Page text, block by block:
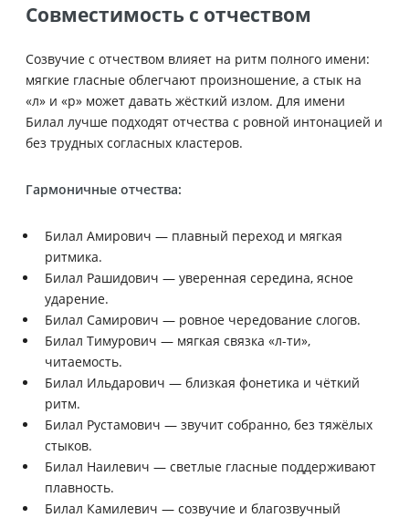
Совместимость с отчеством
Созвучие с отчеством влияет на ритм полного имени:
мягкие гласные облегчают произношение, а стык на
«л» и «р» может давать жёсткий излом. Для имени
Билал лучше подходят отчества с ровной интонацией и
без трудных согласных кластеров.
Гармоничные отчества:
Билал Амирович — плавный переход и мягкая
ритмика.
Билал Рашидович — уверенная середина, ясное
ударение.
Билал Самирович — ровное чередование слогов.
Билал Тимурович — мягкая связка «л-ти»,
читаемость.
Билал Ильдарович — близкая фонетика и чёткий
ритм.
Билал Рустамович — звучит собранно, без тяжёлых
стыков.
Билал Наилевич — светлые гласные поддерживают
плавность.
Билал Камилевич — созвучие и благозвучный